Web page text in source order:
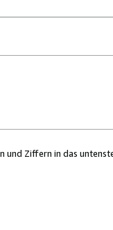
Ziffern in das